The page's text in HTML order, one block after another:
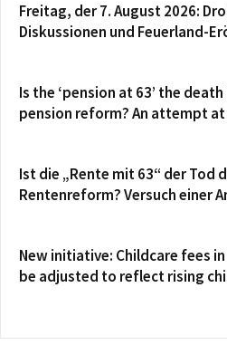
Freitag, der 7. August 2026:
Diskussionen und Feuerland-
Is the ‘pension at 63’ the
pension reform? An attempt at
Ist die „Rente mit 63“ der Tod
Rentenreform? Versuch einer
New initiative: Childcare fees
be adjusted to reflect rising